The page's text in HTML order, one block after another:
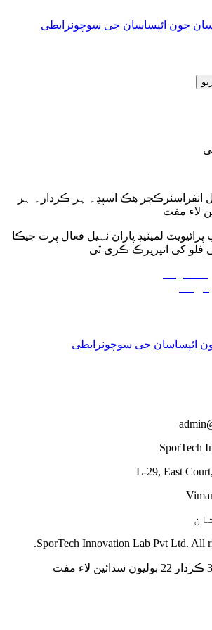
جون ائپساسان جی سوچونرابطی
انفراسٽرڪچر ھڪ اسپڊ۔ ہر ڪردار۔ ہر
لاء مفت
پرائیویٽ لمیٽیڊ پاران ٺہیل فعال پرت جیڪا
فلو کی اتپریرڪ ڪری ٿی
ائپساسان جی سوچونرابطی
SporTech
L-29, East